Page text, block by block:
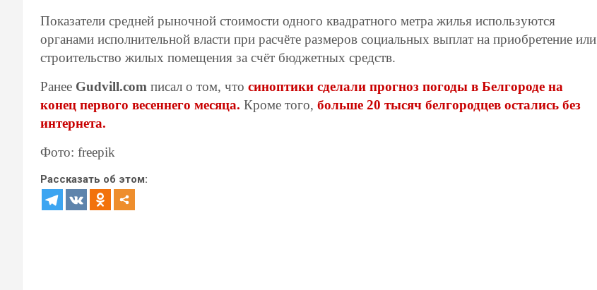
Показатели средней рыночной стоимости одного квадратного метра жилья используются
органами исполнительной власти при расчёте размеров социальных выплат на приобретение или
строительство жилых помещения за счёт бюджетных средств.
Ранее Gudvill.com писал о том, что синоптики сделали прогноз погоды в Белгороде на
конец первого весеннего месяца. Кроме того, больше 20 тысяч белгородцев остались без
интернета.
Фото: freepik
Рассказать об этом: